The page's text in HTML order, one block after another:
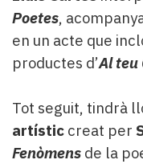
Poetes,
en un acte que
productes d’Al teu
Tot seguit, tindrà
artístic creat per
Fenòmens de la